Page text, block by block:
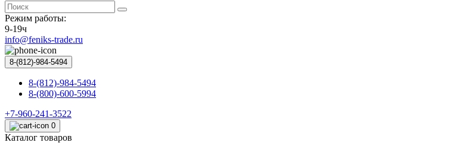
Режим работы:
9-19ч
info@feniks-trade.ru
8-(812)-984-5494
8-(812)-984-5494
8-(800)-600-5994
+7-960-241-3522
0
Каталог товаров